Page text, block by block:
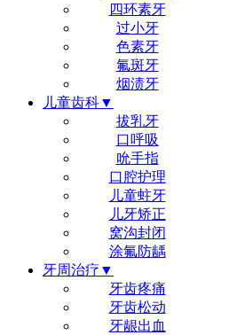
四环素牙
过小牙
色素牙
氟斑牙
烟渍牙
儿童齿科▼
拔乳牙
口呼吸
吮手指
口腔护理
儿童蛀牙
儿牙矫正
窝沟封闭
涂氟防龋
牙周治疗▼
牙齿疼痛
牙齿松动
牙龈出血